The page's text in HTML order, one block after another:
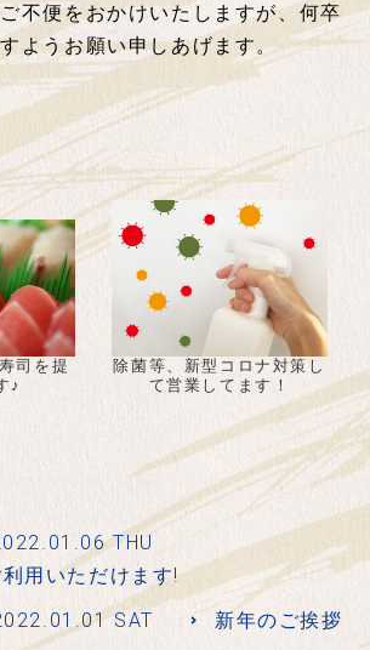
不便をおかけいたしますが、何卒
ようお願い申しあげます。
司を提
♪
除菌等、新型コロナ対策し
て営業してます！
THU
用いただけます!
SAT 新年のご挨拶